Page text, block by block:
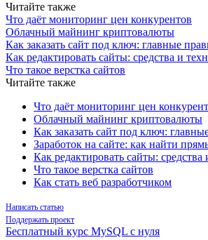
Читайте также
Что даёт мониторинг цен конкурентов
Облачный майнинг криптовалюты
Как заказать сайт под ключ: главные
Как редактировать сайты: средства и
Что такое верстка сайтов
Читайте также
Что даёт мониторинг цен
Облачный майнинг криптовалюты
Как заказать сайт под ключ:
Заработок на сайте: как найти
Как редактировать сайты: средства
Что такое верстка сайтов
Как стать веб разработчиком
Написать статью
Поддержать проект
Бесплатный курс MySQL с нуля